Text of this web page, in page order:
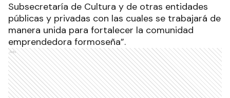
Subsecretaría de Cultura y de otras entidades
públicas y privadas con las cuales se trabajará de
manera unida para fortalecer la comunidad
emprendedora formoseña”.
Ads